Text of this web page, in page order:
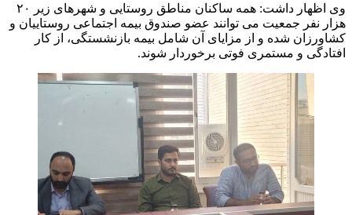
وی اظهار داشت: همه ساکنان مناطق روستایی و شهرهای زیر ۲۰
هزار نفر جمعیت می توانند عضو صندوق بیمه اجتماعی روستاییان و
کشاورزان شده و از مزایای آن شامل بیمه بازنشستگی، از کار
افتادگی و مستمری فوتی برخوردار شوند.